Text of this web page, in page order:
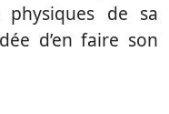
de sa
d’en faire son